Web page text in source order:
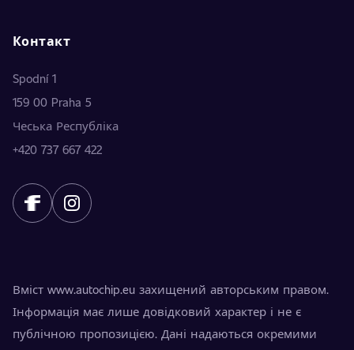
Контакт
Spodní 1
159 00 Praha 5
Чеська Республіка
+420 737 667 422
Вміст www.autochip.eu захищений авторським правом.
Інформація має лише довідковий характер і не є
публічною пропозицією. Дані надаються окремими